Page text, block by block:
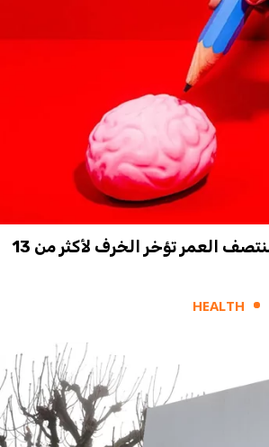
عوامل صحية في منتصف العمر تؤخر الخرف لأكثر من 13
HEALTH